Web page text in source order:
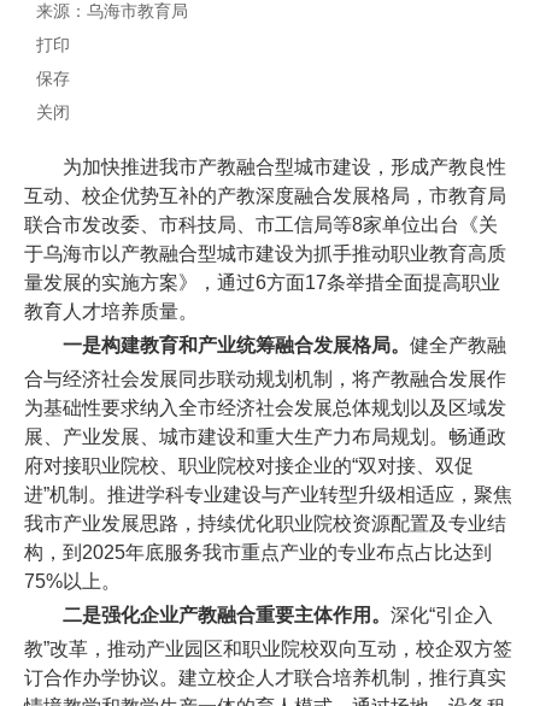
来源：乌海市教育局
打印
保存
关闭
为加快推进我市产教融合型城市建设，形成产教良性
互动、校企优势互补的产教深度融合发展格局，市教育局
联合市发改委、市科技局、市工信局等8家单位出台《关
于乌海市以产教融合型城市建设为抓手推动职业教育高质
量发展的实施方案》，通过6方面17条举措全面提高职业
教育人才培养质量。
一是构建教育和产业统筹融合发展格局。 健全产教融
合与经济社会发展同步联动规划机制，将产教融合发展作
为基础性要求纳入全市经济社会发展总体规划以及区域发
展、产业发展、城市建设和重大生产力布局规划。畅通政
府对接职业院校、职业院校对接企业的“双对接、双促
进”机制。推进学科专业建设与产业转型升级相适应，聚焦
我市产业发展思路，持续优化职业院校资源配置及专业结
构，到2025年底服务我市重点产业的专业布点占比达到
75%以上。
二是强化企业产教融合重要主体作用。 深化“引企入
教”改革，推动产业园区和职业院校双向互动，校企双方签
订合作办学协议。建立校企人才联合培养机制，推行真实